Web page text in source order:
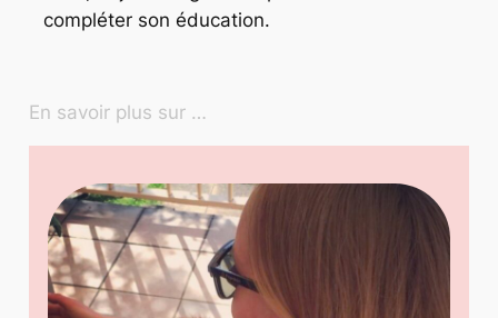
compléter son éducation.
En savoir plus sur …